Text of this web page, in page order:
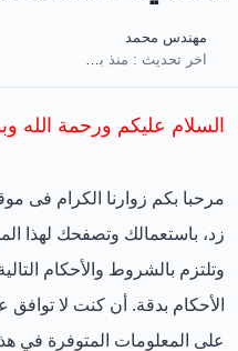
مهندس محمد
اخر تحديث : منذ بضع اعوام
السلام عليكم ورحمة الله
مرحبا بكم زوارنا الكرام فى
زد، باستعمالك وتصفحك لهذا
وتلتزم بالشروط والأحكام
الأحكام بدقة. أن كنت لا توافق
على المعلومات المتوفرة في